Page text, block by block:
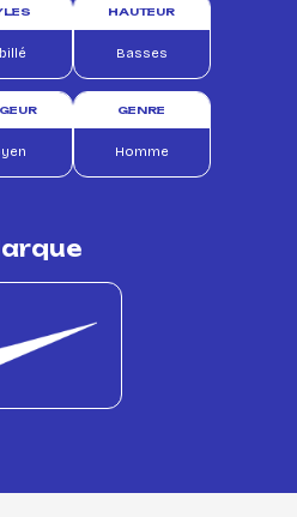
HAUTEUR
Basses
GENRE
Homme